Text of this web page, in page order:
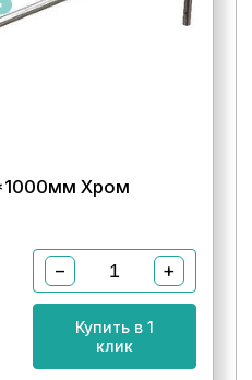
Хром
− +
Купить в 1
клик